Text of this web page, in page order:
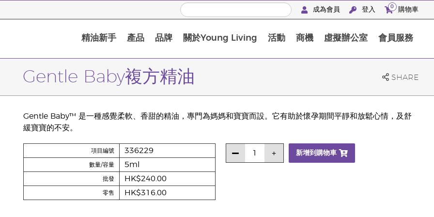
成為會員 登入 0 購物車
精油新手 產品 品牌 關於Young Living 活動 商機 虛擬辦公室 會員服務
Gentle Baby複方精油 SHARE
Gentle Baby™ 是一種感覺柔軟、香甜的精油，專門為媽媽和寶寶而設。它有助於懷孕期間平靜和放鬆心情，及舒
緩寶寶的不安。
項目編號 336229
數量/容量 5ml
批發 HK$240.00
零售 HK$316.00
新增到購物車